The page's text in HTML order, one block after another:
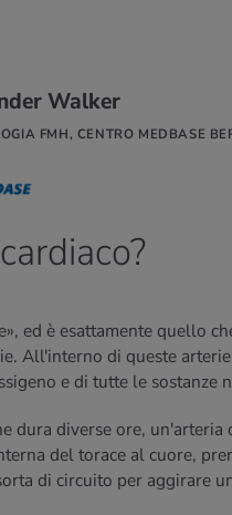
Walker
FMH, CENTRO MEDBASE
ed è esattamente quello
All'interno di queste
e di tutte le sostanze
dura diverse ore,
del torace al cuore,
di circuito per aggirare